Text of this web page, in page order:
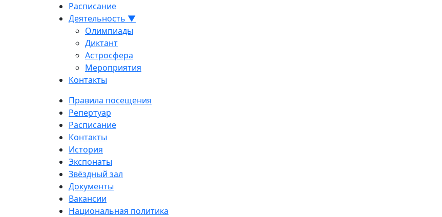
Расписание
Деятельность ▼
Олимпиады
Диктант
Астросфера
Мероприятия
Контакты
Правила посещения
Репертуар
Расписание
Контакты
История
Экспонаты
Звёздный зал
Документы
Вакансии
Национальная политика